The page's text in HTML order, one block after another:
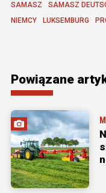
SAMASZ SAMASZ
NIEMCY
LUKSEMBURG
Powiązane